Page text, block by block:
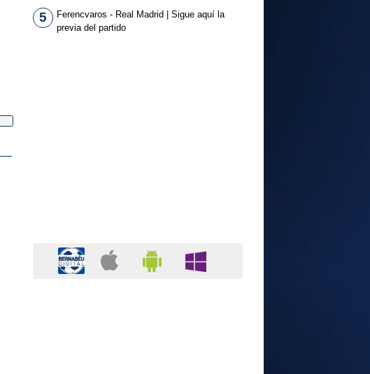
5
Ferencvaros - Real Madrid | Sigue aquí la
previa del partido